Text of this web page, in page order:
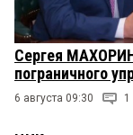
Сергея
пограничного
6 августа 09:30 1